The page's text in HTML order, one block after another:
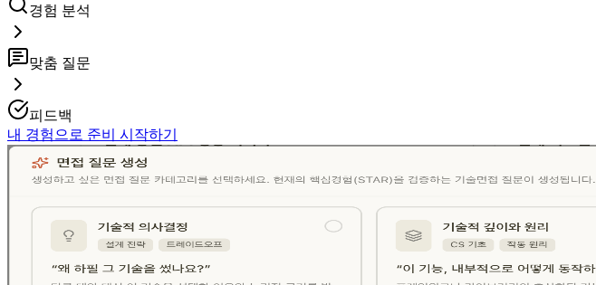
경험 분석
맞춤 질문
피드백
내 경험으로 준비 시작하기